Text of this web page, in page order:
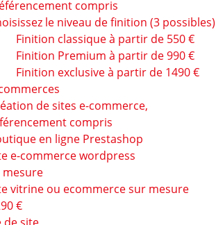
compris
le niveau de finition (3 possibles)
Finition classique à partir de 550 €
Finition Premium à partir de 990 €
Finition exclusive à partir de 1490 €
de sites e-commerce,
compris
en ligne Prestashop
e-commerce wordpress
mesure
vitrine ou ecommerce sur mesure
€